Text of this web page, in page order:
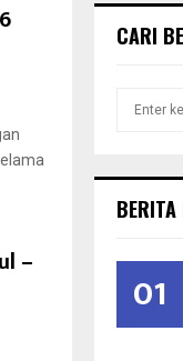
–
CARI
h
o
BERITA
01